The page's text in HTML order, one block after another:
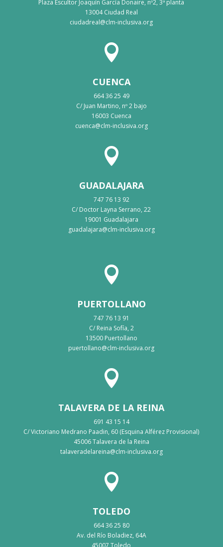
Plaza Escultor Joaquín García Donaire, nº2, 3ª planta
13004 Ciudad Real
ciudadreal@clm-inclusiva.org

CUENCA
664 36 25 49
C/ Juan Martino, nº 2 bajo
16003 Cuenca
cuenca@clm-inclusiva.org

GUADALAJARA
747 76 13 92
C/ Doctor Layna Serrano, 22
19001 Guadalajara
guadalajara@clm-inclusiva.org

PUERTOLLANO
747 76 13 91
C/ Reina Sofía, 2
13500 Puertollano
puertollano@clm-inclusiva.org

TALAVERA DE LA REINA
691 43 15 14
C/ Victoriano Medrano Paadin, 60 (Esquina Alférez Provisional)
45006 Talavera de la Reina
talaveradelareina@clm-inclusiva.org

TOLEDO
664 36 25 80
Av. del Río Boladiez, 64A